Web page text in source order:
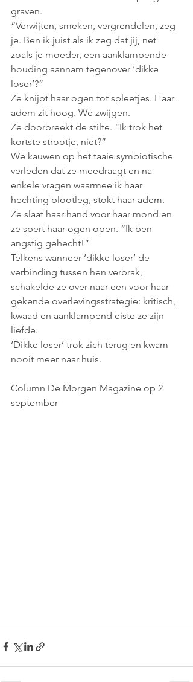
graven.
“Verwijten, smeken, vergrendelen, zeg
je. Ben ik juist als ik zeg dat jij, net
zoals je moeder, een aanklampende
houding aannam tegenover ‘dikke
loser’?”
Ze knijpt haar ogen tot spleetjes. Haar
adem zit hoog. We zwijgen.
Ze doorbreekt de stilte. “Ik trok het
kortste strootje, niet?”
We kauwen op het taaie symbiotische
verleden dat ze meedraagt en na
enkele vragen waarmee ik haar
hechting blootleg, stokt haar adem.
Ze slaat haar hand voor haar mond en
ze spert haar ogen open. “Ik ben
angstig gehecht!”
Telkens wanneer ‘dikke loser’ de
verbinding tussen hen verbrak,
schakelde ze over naar een voor haar
gekende overlevingsstrategie: kritisch,
kwaad en aanklampend eiste ze zijn
liefde.
‘Dikke loser’ trok zich terug en kwam
nooit meer naar huis.
Column De Morgen Magazine op 2
september